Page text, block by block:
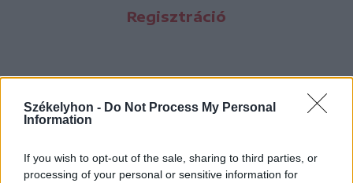
Székelyhon - Do Not Process My Personal
Information
If you wish to opt-out of the sale, sharing to third parties, or
processing of your personal or sensitive information for
Regisztráció